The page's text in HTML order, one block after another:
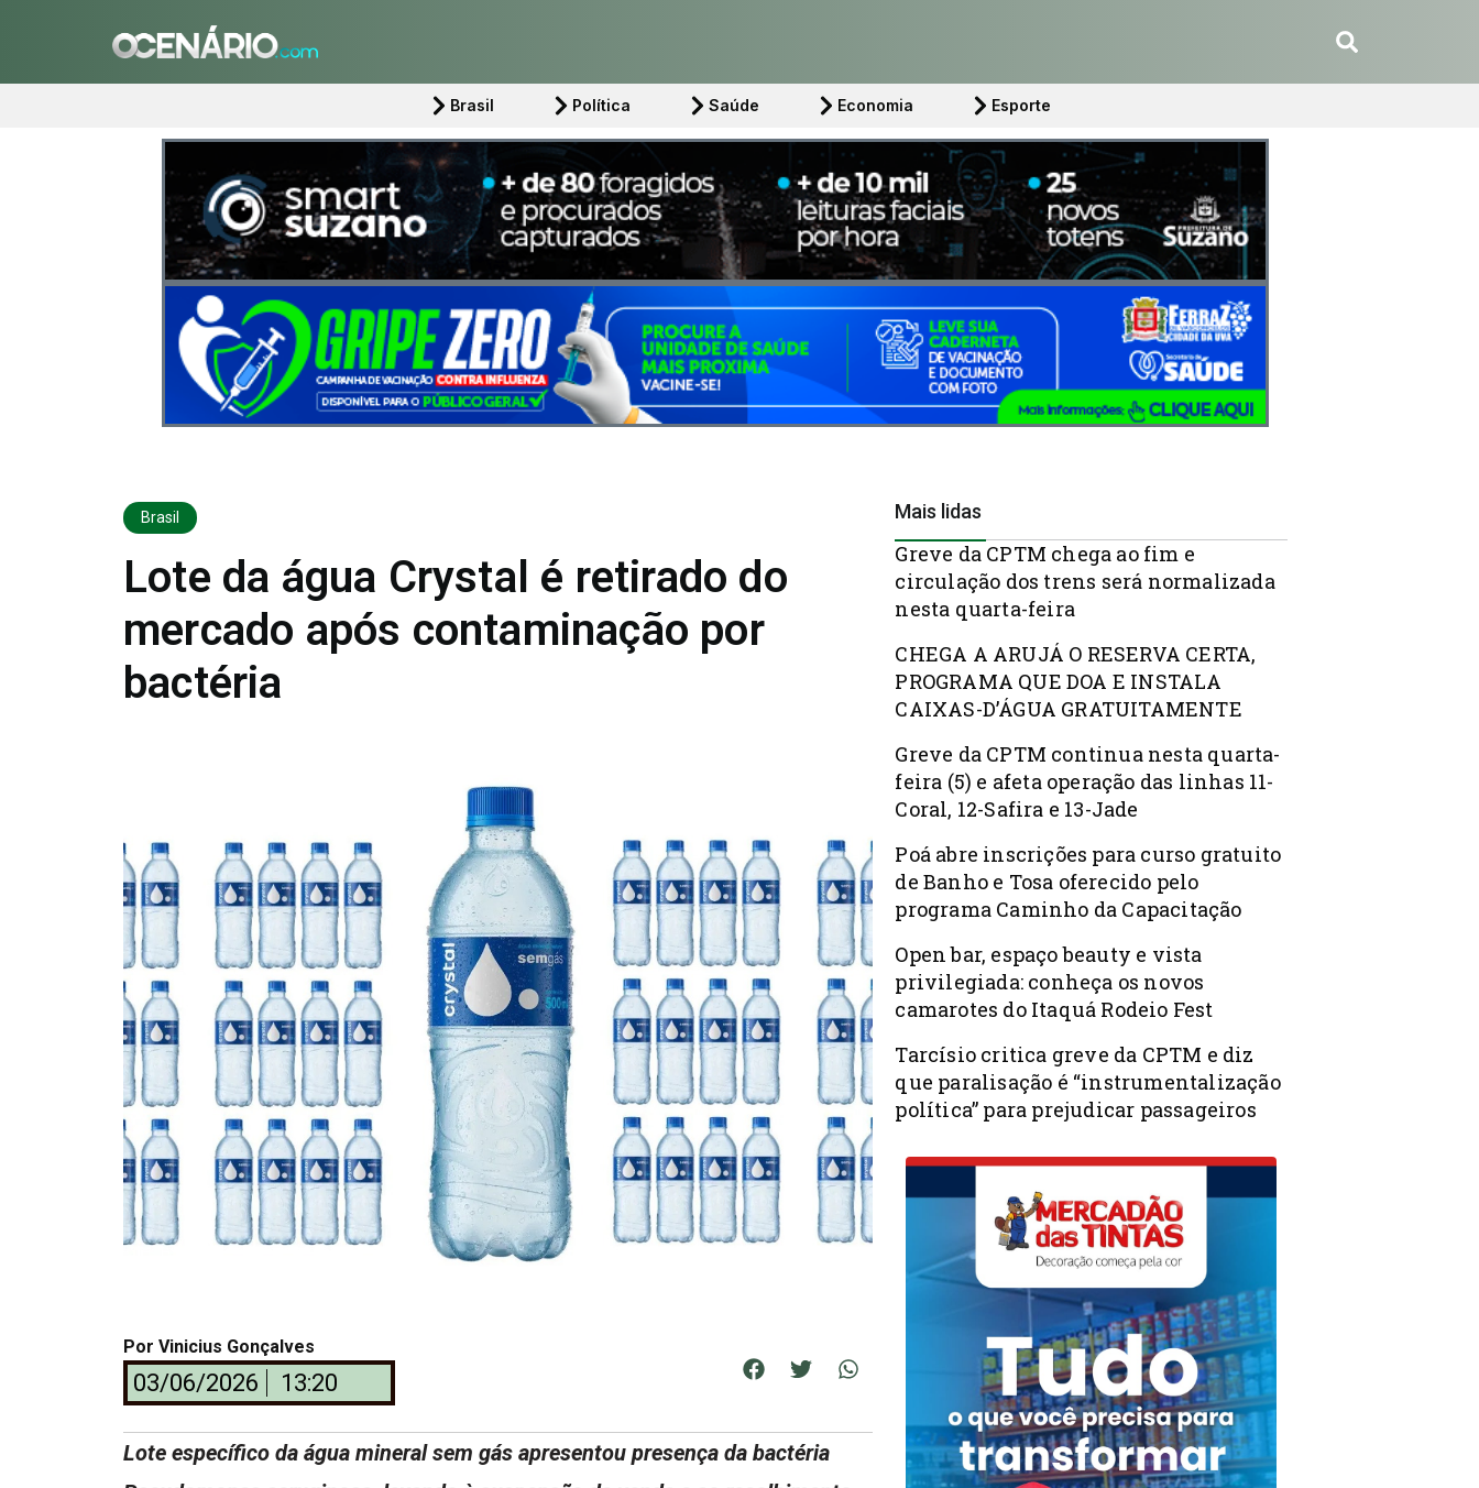
Brasil Política Saúde Economia Esporte
Brasil
Lote da água Crystal é retirado do
mercado após contaminação por
bactéria
Por Vinicius Gonçalves
03/06/2026 13:20
Lote específico da água mineral sem gás apresentou presença da bactéria
Mais lidas
Greve da CPTM chega ao fim e
circulação dos trens será normalizada
nesta quarta-feira
CHEGA A ARUJÁ O RESERVA CERTA,
PROGRAMA QUE DOA E INSTALA
CAIXAS-D’ÁGUA GRATUITAMENTE
Greve da CPTM continua nesta quarta-
feira (5) e afeta operação das linhas 11-
Coral, 12-Safira e 13-Jade
Poá abre inscrições para curso gratuito
de Banho e Tosa oferecido pelo
programa Caminho da Capacitação
Open bar, espaço beauty e vista
privilegiada: conheça os novos
camarotes do Itaquá Rodeio Fest
Tarcísio critica greve da CPTM e diz
que paralisação é “instrumentalização
política” para prejudicar passageiros